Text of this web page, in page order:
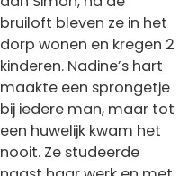
bruiloft bleven ze in het
dorp wonen en kregen 2
kinderen. Nadine’s hart
maakte een sprongetje
bij iedere man, maar tot
een huwelijk kwam het
nooit. Ze studeerde